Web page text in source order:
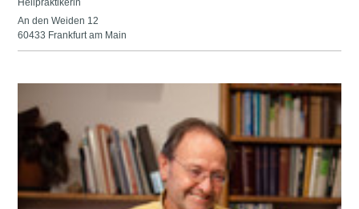
An den Weiden 12
60433 Frankfurt am Main